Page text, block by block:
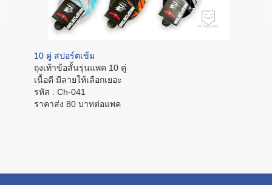
10 คู่ สปอร์ตเข้ม
ถุงเท้าข้อสั้นรุ่นแพค 10 คู่
เนื้อดี มีลายให้เลือกเยอะ
รหัส : Ch-041
ราคาส่ง 80 บาทต่อแพค